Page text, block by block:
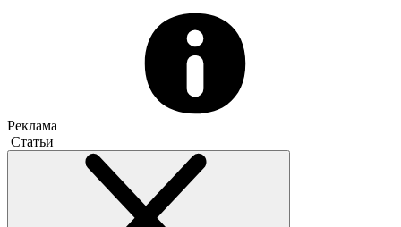
Реклама
Статьи